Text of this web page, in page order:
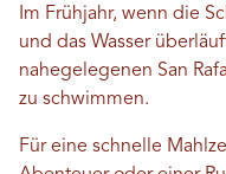
Im Frühjahr, wenn die
und das Wasser
nahegelegenen San
zu schwimmen.
Für eine schnelle